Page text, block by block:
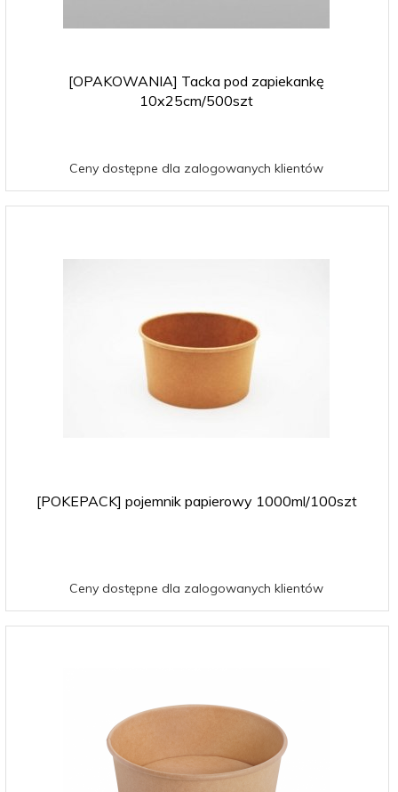
[OPAKOWANIA] Tacka pod zapiekankę
10x25cm/500szt
Ceny dostępne dla zalogowanych klientów
[POKEPACK] pojemnik papierowy 1000ml/100szt
Ceny dostępne dla zalogowanych klientów